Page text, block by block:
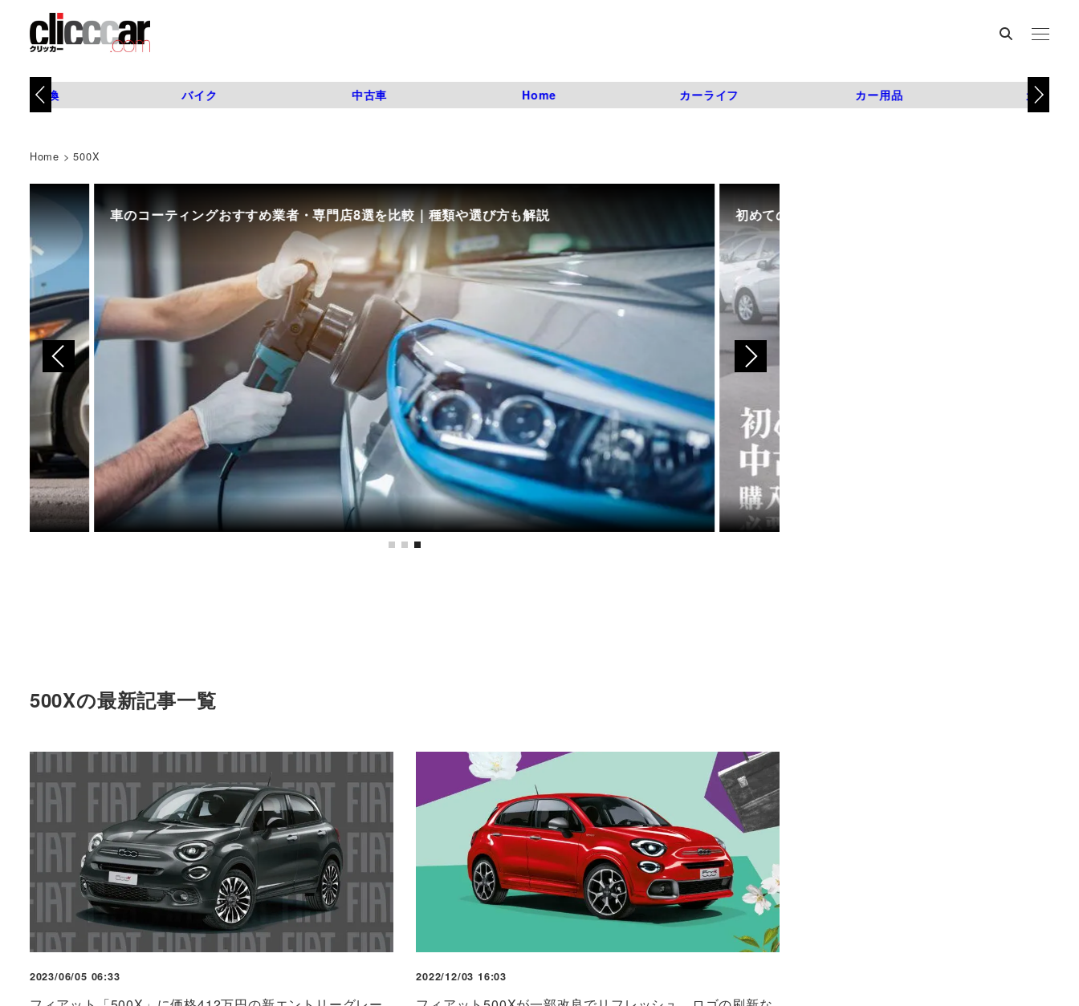
タイヤ交換 バイク 中古車 Home カーライフ カー用品 カスタム
Home >500X
車のコーティングおすすめ業者・専門店8選を比較｜種類や選び方も解説 初めての中古車選び、購入時の流れや必要な書類などに
500Xの最新記事一覧
2023/06/05 06:33 2022/12/03 16:03